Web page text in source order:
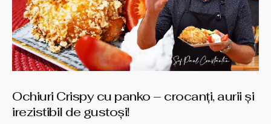
Ochiuri Crispy cu panko – crocanți, aurii și
irezistibil de gustoși!